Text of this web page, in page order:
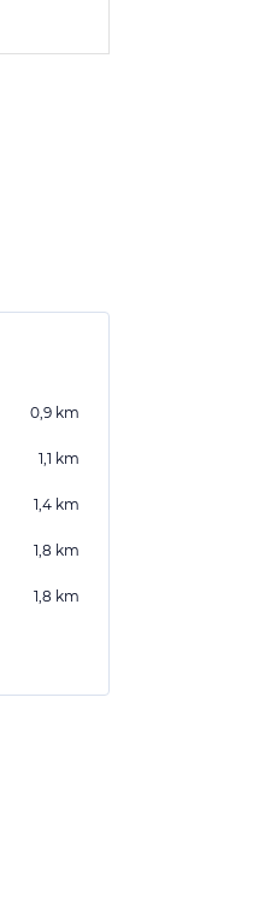
0,9 km
1,1 km
1,4 km
1,8 km
1,8 km